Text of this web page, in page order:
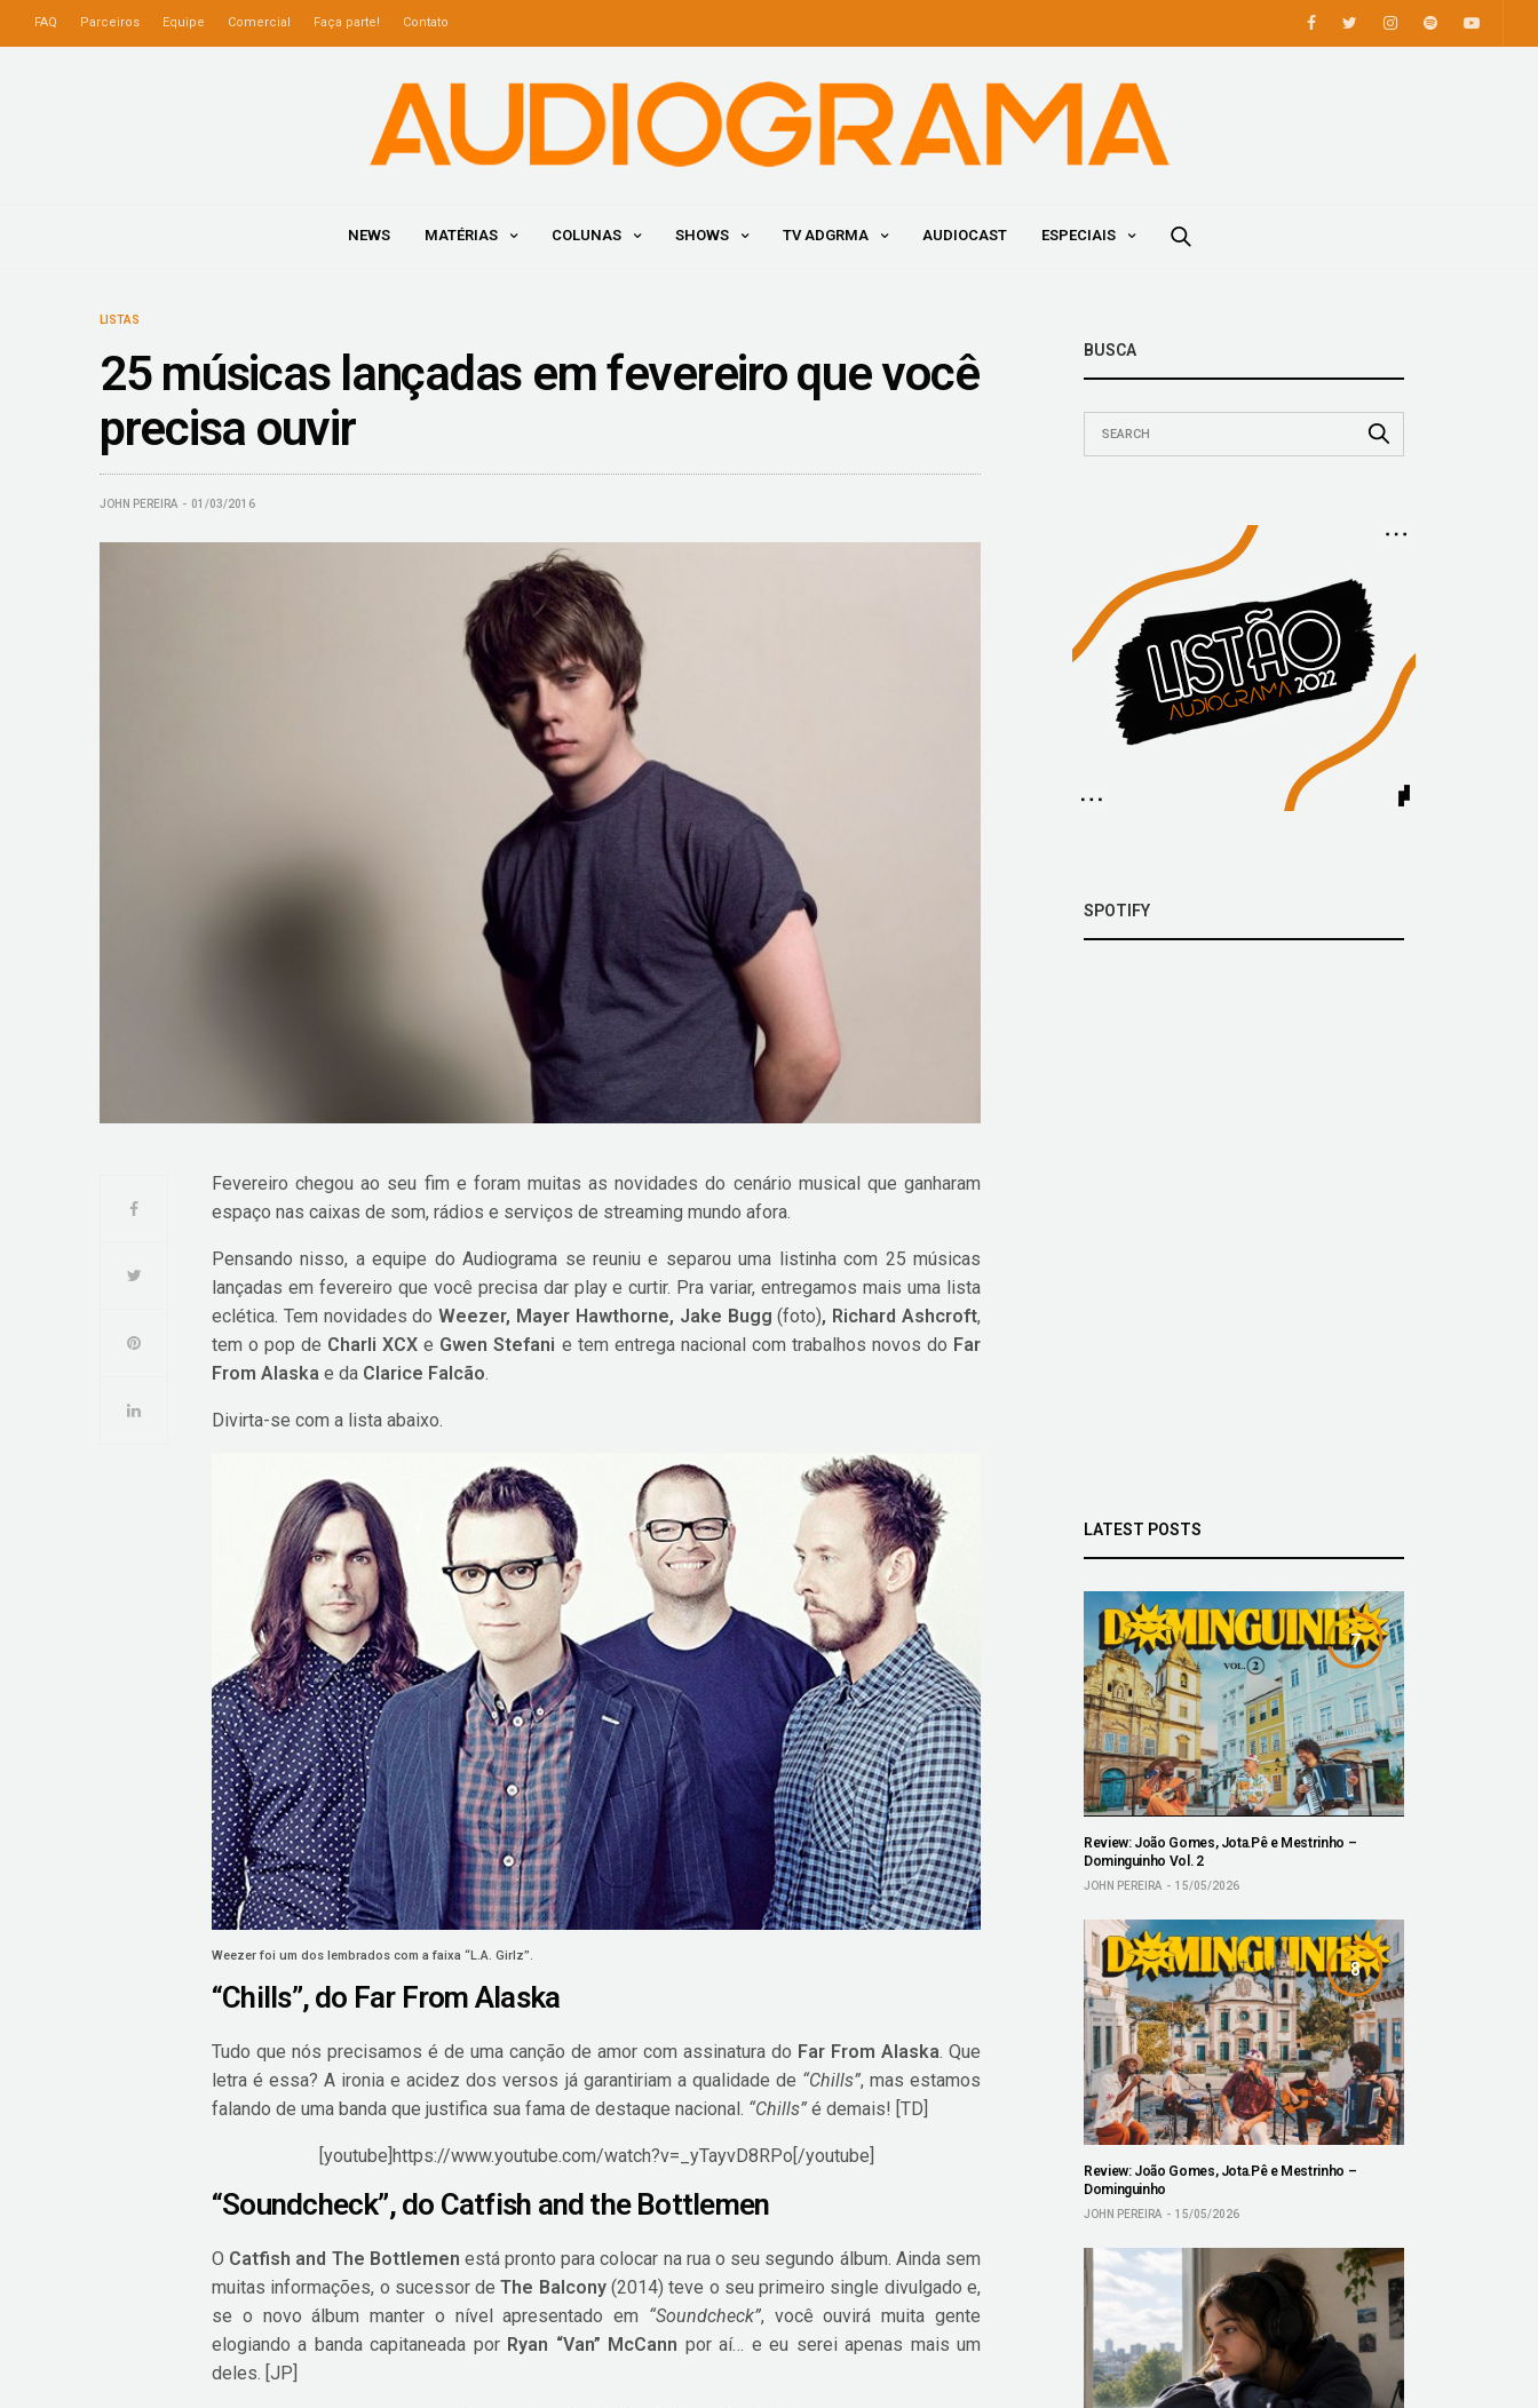
FAQ Parceiros Equipe Comercial Faça parte! Contato
NEWS MATÉRIAS COLUNAS SHOWS TV ADGRMA AUDIOCAST ESPECIAIS
LISTAS
25 músicas lançadas em fevereiro que você
precisa ouvir
JOHN PEREIRA 01/03/2016
Fevereiro chegou ao seu fim e foram muitas as novidades do cenário musical que ganharam
espaço nas caixas de som, rádios e serviços de streaming mundo afora.
Pensando nisso, a equipe do Audiograma se reuniu e separou uma listinha com 25 músicas
lançadas em fevereiro que você precisa dar play e curtir. Pra variar, entregamos mais uma lista
eclética. Tem novidades doWeezer, Mayer Hawthorne, Jake Bugg (foto), Richard Ashcroft,
tem o pop de Charli XCX e Gwen Stefani e tem entrega nacional com trabalhos novos do Far
From Alaska e da Clarice Falcão.
Divirta-se com a lista abaixo.
Weezer foi um dos lembrados com a faixa “L.A. Girlz”.
“Chills”, do Far From Alaska
Tudo que nós precisamos é de uma canção de amor com assinatura do Far From Alaska. Que
letra é essa? A ironia e acidez dos versos já garantiriam a qualidade de “Chills”, mas estamos
falando de uma banda que justifica sua fama de destaque nacional. “Chills” é demais! [TD]
[youtube]https://www.youtube.com/watch?v=_yTayvD8RPo[/youtube]
“Soundcheck”, do Catfish and the Bottlemen
O Catfish and The Bottlemen está pronto para colocar na rua o seu segundo álbum. Ainda sem
muitas informações, o sucessor deThe Balcony(2014) teve o seu primeiro single divulgado e,
se o novo álbum manter o nível apresentado em “Soundcheck”, você ouvirá muita gente
elogiando a banda capitaneada por Ryan “Van” McCann por aí… e eu serei apenas mais um
deles. [JP]
BUSCA
SPOTIFY
LATEST POSTS
7
Review: João Gomes, Jota.Pê e Mestrinho –
Dominguinho Vol. 2
JOHN PEREIRA 15/05/2026
8
Review: João Gomes, Jota.Pê e Mestrinho –
Dominguinho
JOHN PEREIRA 15/05/2026